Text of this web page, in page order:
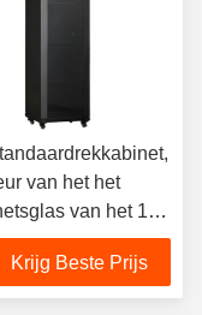
van het het
van het 19
Krijg Beste Prijs